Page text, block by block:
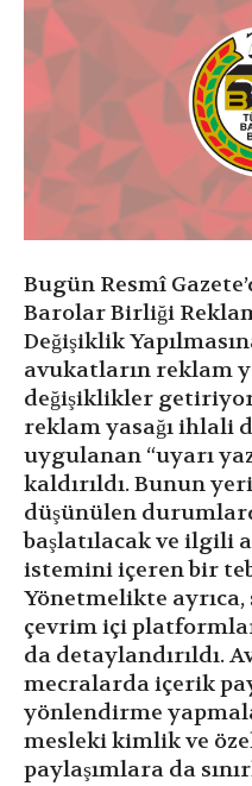
Bugün Resmî
Barolar Birliği
Değişiklik
avukatların reklam
değişiklikler
reklam yasağı ihlali
uygulanan “uyarı
kaldırıldı. Bunun
düşünülen
başlatılacak ve ilgili
istemini içeren bir
Yönetmelikte
çevrim içi
da detaylandırıldı.
mecralarda içerik
yönlendirme
mesleki kimlik ve
paylaşımlara da